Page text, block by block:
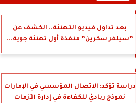
بعد تداول فيديو التهنئة.. الكشف عن
”سيلفر سكرين” منفذة أول تهنئة جوية...
دراسة تؤكد: الاتصال المؤسسي في الإمارات
نموذج رياديّ للكفاءة في إدارة الأزمات